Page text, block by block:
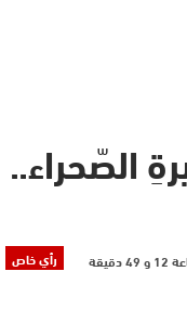
الصّحراء..
رأي خاص